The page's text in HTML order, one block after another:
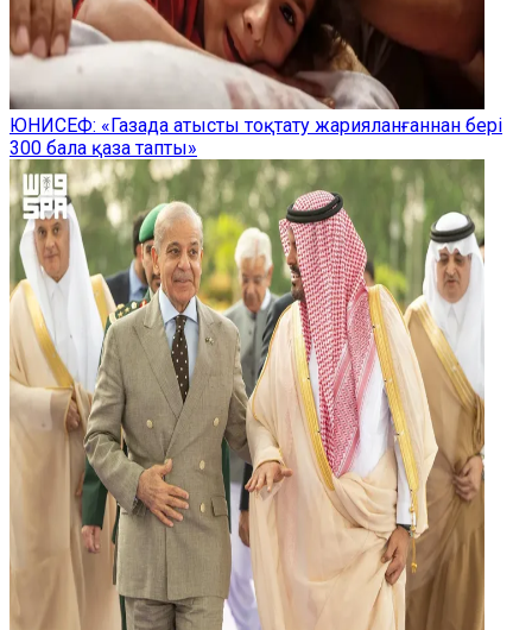
ЮНИСЕФ: «Газада атысты тоқтату жарияланғаннан бері
300 бала қаза тапты»